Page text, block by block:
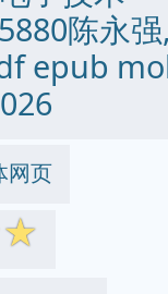
陈永
epub
网页
☆